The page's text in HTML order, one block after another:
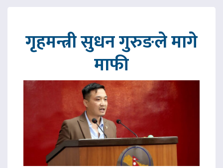
गृहमन्त्री सुधन गुरुङले मागे
माफी